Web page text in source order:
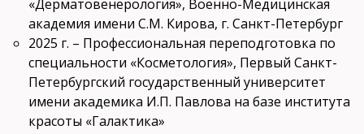
«Дерматовенерология», Военно-Медицинская
академия имени С.М. Кирова, г. Санкт-Петербург
2025 г. – Профессиональная переподготовка по
специальности «Косметология», Первый Санкт-
Петербургский государственный университет
имени академика И.П. Павлова на базе института
красоты «Галактика»